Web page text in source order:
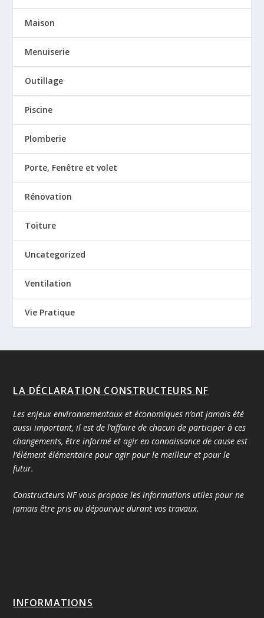
Maison
Menuiserie
Outillage
Piscine
Plomberie
Porte, Fenêtre et volet
Rénovation
Toiture
Uncategorized
Ventilation
Vie Pratique
LA DÉCLARATION CONSTRUCTEURS NF
Les enjeux environnementaux et économiques n’ont jamais été
aussi important, il est de l’affaire de chacun de participer à ces
changements, être informé et agir en connaissance de cause est
l’élément élémentaire pour agir pour le meilleur et pour le
futur.
Constructeurs NF vous propose les informations utiles pour ne
jamais être pris au dépourvue durant vos travaux.
INFORMATIONS